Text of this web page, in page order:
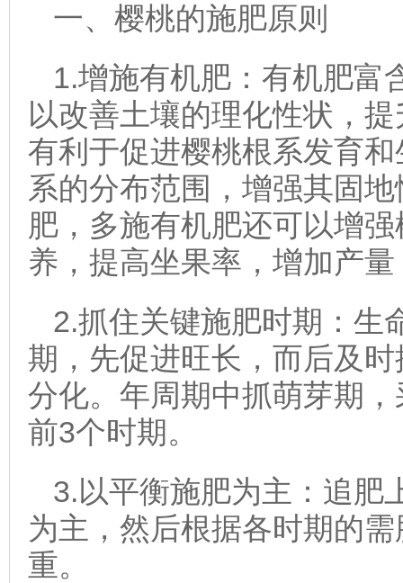
一、樱桃的施肥原则
1.增施有机肥：有机肥富
以改善土壤的理化性状，
有利于促进樱桃根系发育
系的分布范围，增强其固
肥，多施有机肥还可以增
养，提高坐果率，增加产
2.抓住关键施肥时期：生
期，先促进旺长，而后及
分化。年周期中抓萌芽期
前3个时期。
3.以平衡施肥为主：追肥
为主，然后根据各时期的
重。